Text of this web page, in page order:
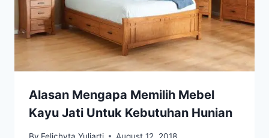
Alasan Mengapa Memilih Mebel
Kayu Jati Untuk Kebutuhan Hunian
By Felichyta Yuliarti August 12, 2018